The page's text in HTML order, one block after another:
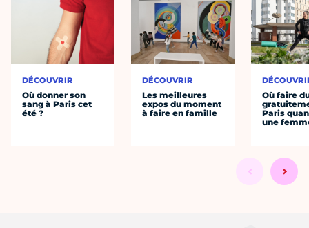
DÉCOUVRIR
Où donner son
sang à Paris cet
été ?
DÉCOUVRIR
Les meilleures
expos du moment
à faire en famille
Où faire
Paris
une